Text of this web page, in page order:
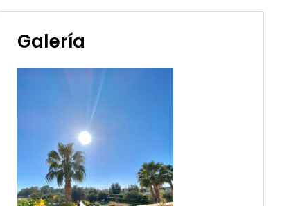
Galería